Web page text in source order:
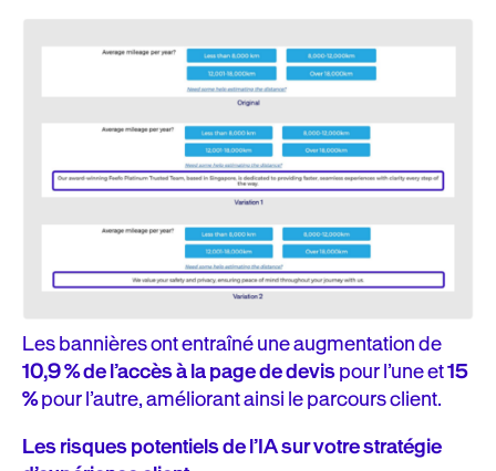
Les bannières ont entraîné une augmentation de
10,9 % de l’accès à la page de devispour l’une et15
%pour l’autre, améliorant ainsi le parcours client.
Les risques potentiels de l’IA sur votre stratégie